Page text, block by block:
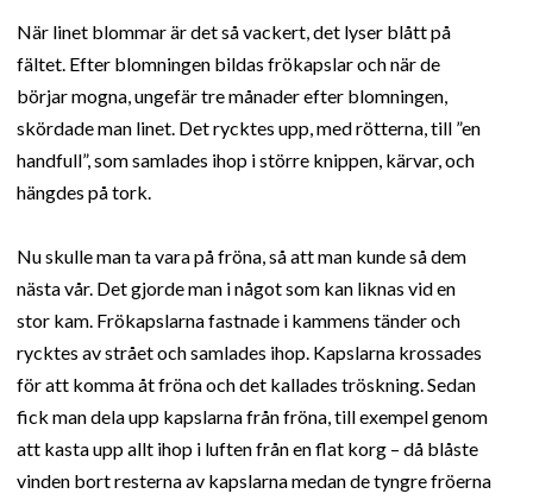
När linet blommar är det så vackert, det lyser blått på
fältet. Efter blomningen bildas frökapslar och när de
börjar mogna, ungefär tre månader efter blomningen,
skördade man linet. Det rycktes upp, med rötterna, till ”en
handfull”, som samlades ihop i större knippen, kärvar, och
hängdes på tork.
Nu skulle man ta vara på fröna, så att man kunde så dem
nästa vår. Det gjorde man i något som kan liknas vid en
stor kam. Frökapslarna fastnade i kammens tänder och
rycktes av strået och samlades ihop. Kapslarna krossades
för att komma åt fröna och det kallades tröskning. Sedan
fick man dela upp kapslarna från fröna, till exempel genom
att kasta upp allt ihop i luften från en flat korg – då blåste
vinden bort resterna av kapslarna medan de tyngre fröerna